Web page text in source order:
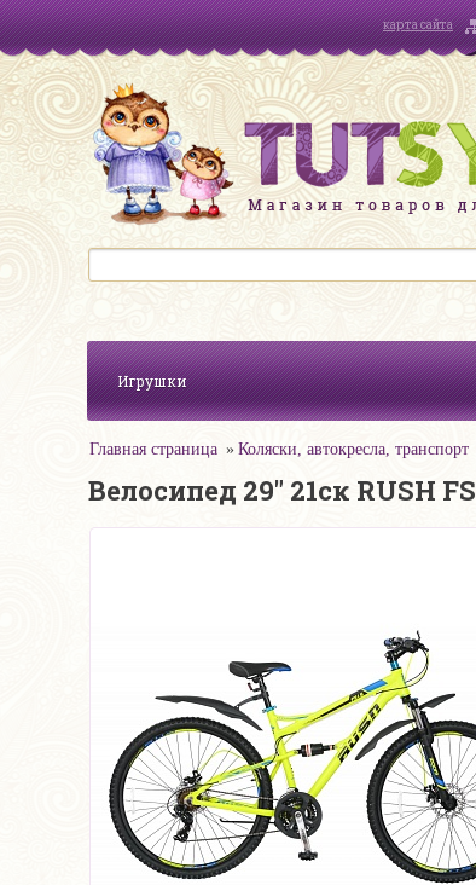
карта сайта
Игрушки
Главная страница Коляски, автокресла, транспорт
Велосипед 29" 21ск RUSH